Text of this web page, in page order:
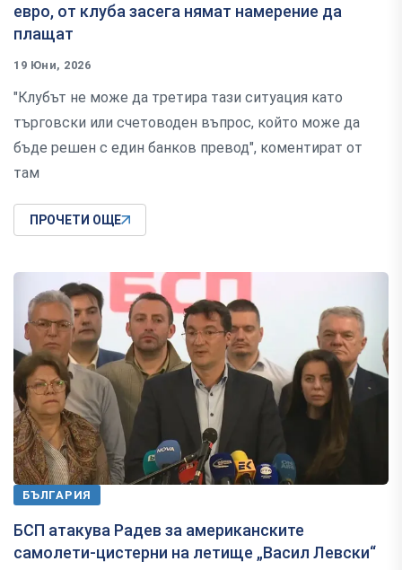
евро, от клуба засега нямат намерение да
плащат
19 Юни, 2026
"Клубът не може да третира тази ситуация като
търговски или счетоводен въпрос, който може да
бъде решен с един банков превод", коментират от
там
ПРОЧЕТИ ОЩЕ
БЪЛГАРИЯ
БСП атакува Радев за американските
самолети-цистерни на летище „Васил Левски“